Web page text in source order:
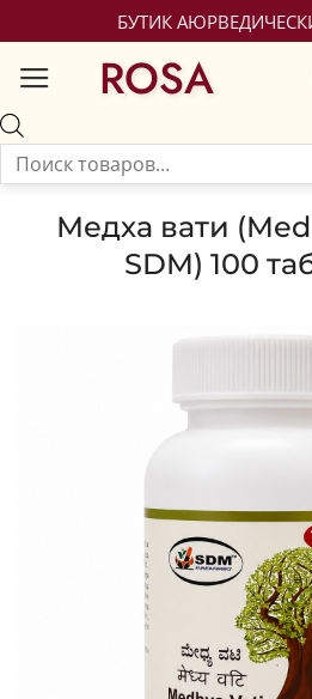
БУТИК
ROSA
Медха вати
SDM) 100